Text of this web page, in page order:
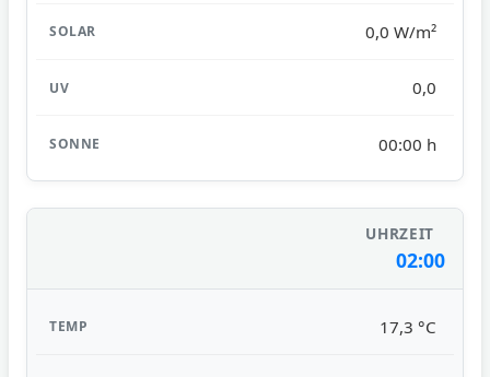
0,0 W/m²
0,0
00:00 h
02:00
17,3 °C